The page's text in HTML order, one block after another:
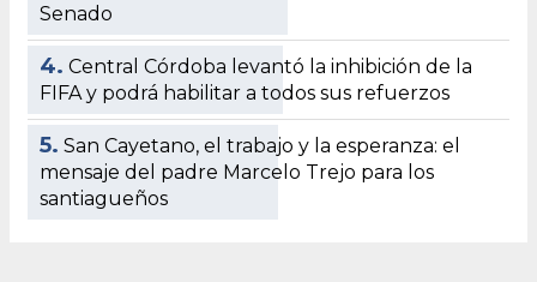
Senado
4. Central Córdoba levantó la inhibición de la
FIFA y podrá habilitar a todos sus refuerzos
5. San Cayetano, el trabajo y la esperanza: el
mensaje del padre Marcelo Trejo para los
santiagueños